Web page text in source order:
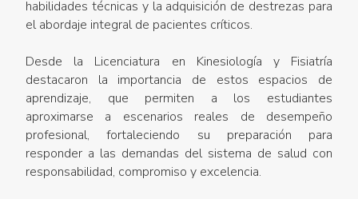
habilidades técnicas y la adquisición de destrezas para
el abordaje integral de pacientes críticos.
Desde la Licenciatura en Kinesiología y Fisiatría
destacaron la importancia de estos espacios de
aprendizaje, que permiten a los estudiantes
aproximarse a escenarios reales de desempeño
profesional, fortaleciendo su preparación para
responder a las demandas del sistema de salud con
responsabilidad, compromiso y excelencia.